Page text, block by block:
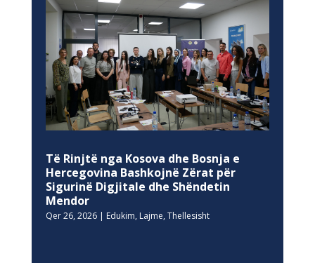
Të Rinjtë nga Kosova dhe Bosnja e
Hercegovina Bashkojnë Zërat për
Sigurinë Digjitale dhe Shëndetin
Mendor
Qer 26, 2026| Edukim, Lajme, Thellesisht